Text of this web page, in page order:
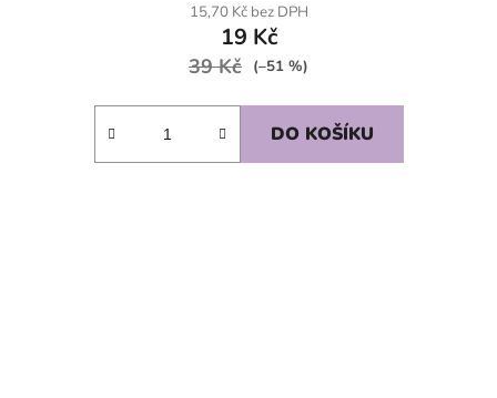
15,70 Kč bez DPH
19 Kč
39 Kč (–51 %)
DO KOŠÍKU